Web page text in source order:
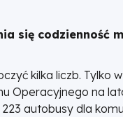
się codzienność
kilka liczb. Tylko
Operacyjnego na
autobusy dla